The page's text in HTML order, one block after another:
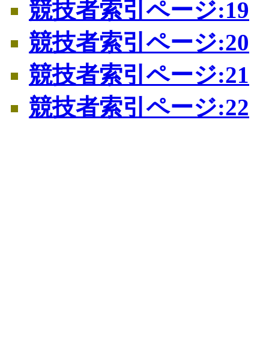
競技者索引ページ:19
競技者索引ページ:20
競技者索引ページ:21
競技者索引ページ:22